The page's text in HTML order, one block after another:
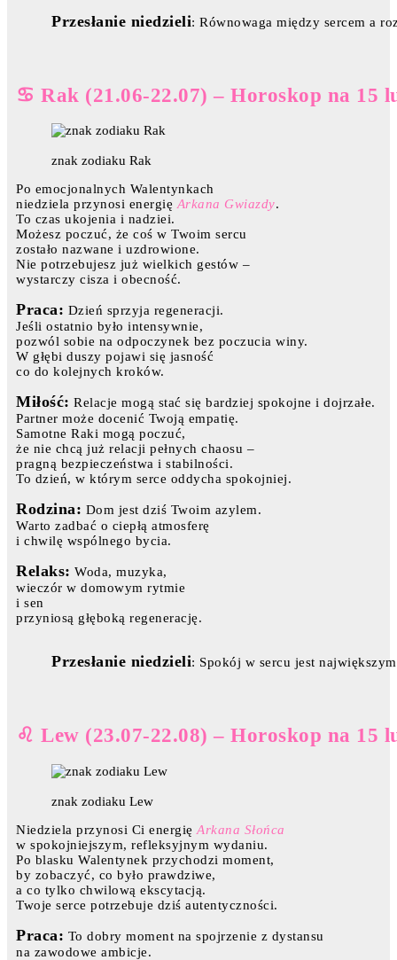
Przesłanie niedzieli: Równowaga między sercem a
♋ Rak (21.06-22.07) – Horoskop na 15
znak zodiaku Rak
Po emocjonalnych Walentynkach
niedziela przynosi energięArkana Gwiazdy.
To czas ukojenia i nadziei.
Możesz poczuć, że coś w Twoim sercu
zostało nazwane i uzdrowione.
Nie potrzebujesz już wielkich gestów –
wystarczy cisza i obecność.
Praca: Dzień sprzyja regeneracji.
Jeśli ostatnio było intensywnie,
pozwól sobie na odpoczynek bez poczucia winy.
W głębi duszy pojawi się jasność
co do kolejnych kroków.
Miłość: Relacje mogą stać się bardziej spokojne i dojrzałe.
Partner może docenić Twoją empatię.
Samotne Raki mogą poczuć,
że nie chcą już relacji pełnych chaosu –
pragną bezpieczeństwa i stabilności.
To dzień, w którym serce oddycha spokojniej.
Rodzina: Dom jest dziś Twoim azylem.
Warto zadbać o ciepłą atmosferę
i chwilę wspólnego bycia.
Relaks: Woda, muzyka,
wieczór w domowym rytmie
i sen
przyniosą głęboką regenerację.
Przesłanie niedzieli: Spokój w sercu jest
♌ Lew (23.07-22.08) – Horoskop na 15
znak zodiaku Lew
Niedziela przynosi Ci energię Arkana Słońca
w spokojniejszym, refleksyjnym wydaniu.
Po blasku Walentynek przychodzi moment,
by zobaczyć, co było prawdziwe,
a co tylko chwilową ekscytacją.
Twoje serce potrzebuje dziś autentyczności.
Praca: To dobry moment na spojrzenie z dystansu
na zawodowe ambicje.